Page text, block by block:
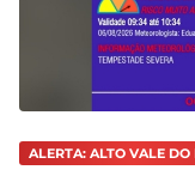
ALERTA: ALTO VALE